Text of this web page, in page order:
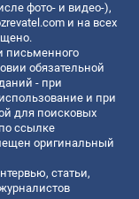
фото- и видео-),
и на всех
письменного
обязательной
- при
и при
для поисковых
ссылке
оригинальный
статьи,